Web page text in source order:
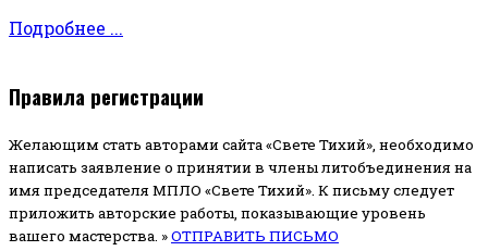
Подробнее ...
Правила регистрации
Желающим стать авторами сайта «Свете Тихий», необходимо
написать заявление о принятии в члены литобъединения на
имя председателя МПЛО «Свете Тихий». К письму следует
приложить авторские работы, показывающие уровень
вашего мастерства. »ОТПРАВИТЬ ПИСЬМО